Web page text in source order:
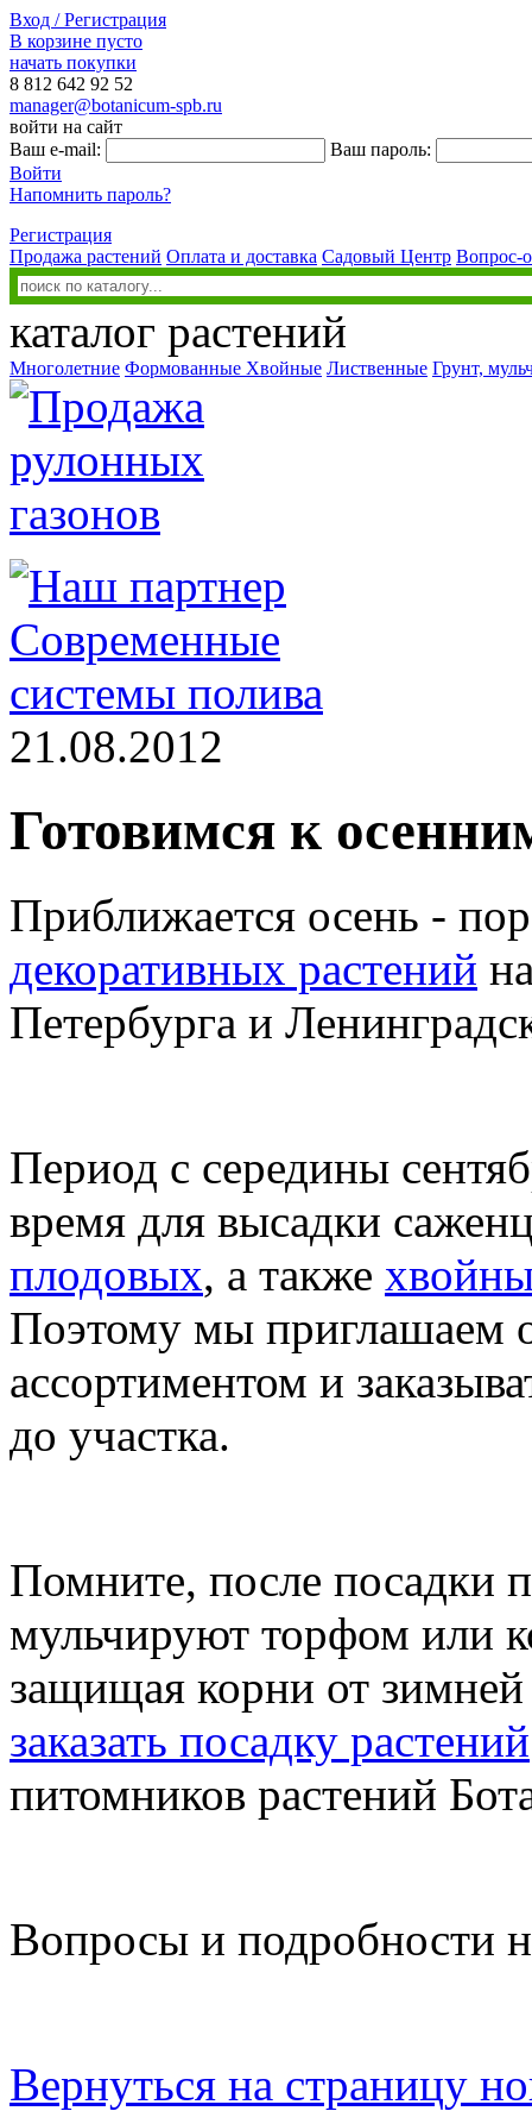
Вход / Регистрация
В корзине пусто
начать покупки
8 812 642 92 52
manager@botanicum-spb.ru
войти на сайт
Ваш e-mail:
Ваш пароль:
Войти
Напомнить пароль?
Регистрация
Продажа растений Оплата и доставка Садовый Центр Вопрос-
каталог растений
Многолетние Формованные Хвойные Лиственные Грунт,
21.08.2012
Готовимся к
Приближается осень -
декоративных растений
Петербурга и
Период с середины
время для высадки
плодовых, а также
Поэтому мы приглашаем
ассортиментом и
до участка.
Помните, после посадки
мульчируют торфом или
защищая корни от
заказать посадку растений
питомников растений
Вопросы и подробности
Вернуться на страницу